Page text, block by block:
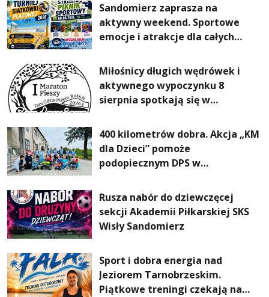
Sandomierz zaprasza na
aktywny weekend. Sportowe
emocje i atrakcje dla całych
Miłośnicy długich wędrówek i
aktywnego wypoczynku 8
sierpnia spotkają się w
Pieszym „Tam Gdzie Pieprz
Rośnie”
400 kilometrów dobra. Akcja „KM
dla Dzieci” pomoże
podopiecznym DPS w
Rusza nabór do dziewczęcej
sekcji Akademii Piłkarskiej SKS
Wisły Sandomierz
Sport i dobra energia nad
Jeziorem Tarnobrzeskim.
Piątkowe treningi czekają na